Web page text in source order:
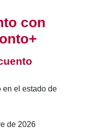
con
en el estado de
de 2026